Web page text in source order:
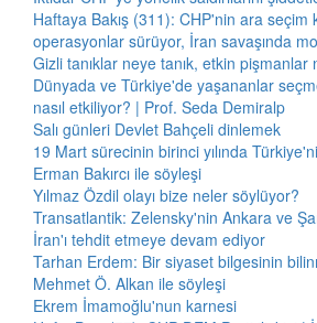
Haftaya Bakış (311): CHP'nin ara seçim
operasyonlar sürüyor, İran savaşında
Gizli tanıklar neye tanık, etkin pişmanlar
Dünyada ve Türkiye'de yaşananlar
nasıl etkiliyor? | Prof. Seda Demiralp
Salı günleri Devlet Bahçeli dinlemek
19 Mart sürecinin birinci yılında
Erman Bakırcı ile söyleşi
Yılmaz Özdil olayı bize neler söylüyor?
Transatlantik: Zelensky'nin Ankara ve
İran'ı tehdit etmeye devam ediyor
Tarhan Erdem: Bir siyaset bilgesinin
Mehmet Ö. Alkan ile söyleşi
Ekrem İmamoğlu'nun karnesi